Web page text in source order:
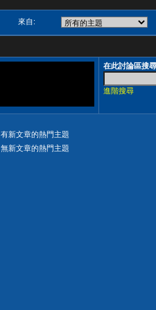
來自:
在此討論區搜尋
進階搜尋
有新文章的熱門主題
無新文章的熱門主題